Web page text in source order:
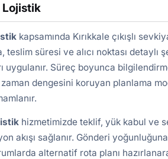
Lojistik
kapsamında Kırıkkale çıkışlı
teslim süresi ve alıcı noktası
uygulanır. Süreç boyunca
dengesini koruyan planlama
hizmetimizde teklif, yük kabul ve
akışı sağlanır. Gönderi
alternatif rota planı